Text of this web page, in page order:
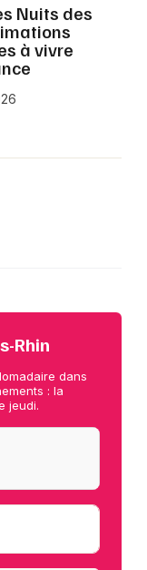
Nuits des
à vivre
Rhin
dans
: la
jeudi.